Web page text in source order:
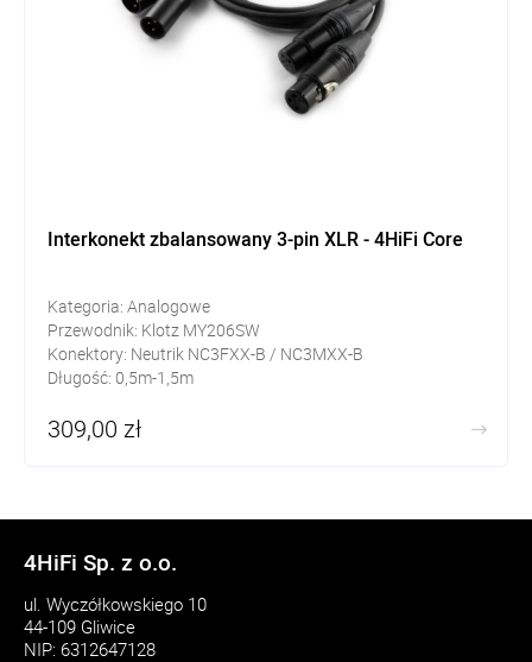
Interkonekt zbalansowany 3-pin XLR - 4HiFi Core
Kategoria: Analogowe
Przewodnik: Klotz MY206SW
Konektory: Neutrik NC3FXX-B / NC3MXX-B
Długość: 0,5m-1,5m
309,00 zł
4HiFi Sp. z o.o.
ul. Wyczółkowskiego 10
44-109 Gliwice
NIP: 6312647128